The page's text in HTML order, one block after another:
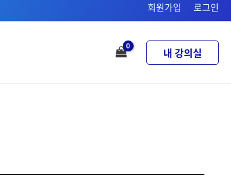
회원가입 로그인
내 강의실